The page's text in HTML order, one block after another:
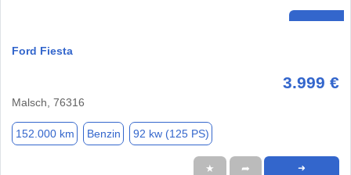
Ford Fiesta
3.999 €
Malsch, 76316
152.000 km Benzin 92 kw (125 PS)
★ ➦ ➜